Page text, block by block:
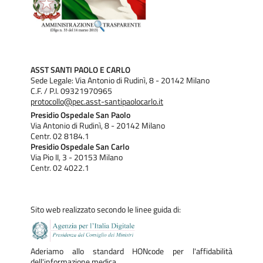
alla normativa vigente in materia.
LIBERALI A FAVORE DELL'ASST SANTI PAOLO E CARLO
S.C. Affari Generali
Delibere di accettazione donazioni emergenza
epidemiologica Covid-19
NOME:DEL-2022-000490
DATA:02/03/2022
DAVIDE E DELLA SIG.RA SANTOVITA ENZA
FINALIZZATA A FRONTEGGIARE L’EMERGENZA
EPIDEMIOLOGICA COVID-19. CODICE PROGETTO:FR-
COVID 19 – DONAZ-100%.
ASST SANTI PAOLO E CARLO
Sede Legale: Via Antonio di Rudinì, 8 - 20142 Milano
C.F. / P.I. 09321970965
protocollo@pec.asst-santipaolocarlo.it
Presidio Ospedale San Paolo
Via Antonio di Rudinì, 8 - 20142 Milano
Centr. 02 8184.1
Presidio Ospedale San Carlo
Via Pio II, 3 - 20153 Milano
Centr. 02 4022.1
Sito web realizzato secondo le linee guida di:
Aderiamo allo standard HONcode per l'affidabilità